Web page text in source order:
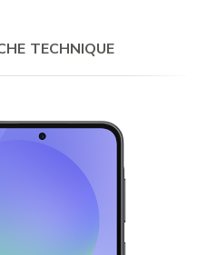
TECHNIQUE